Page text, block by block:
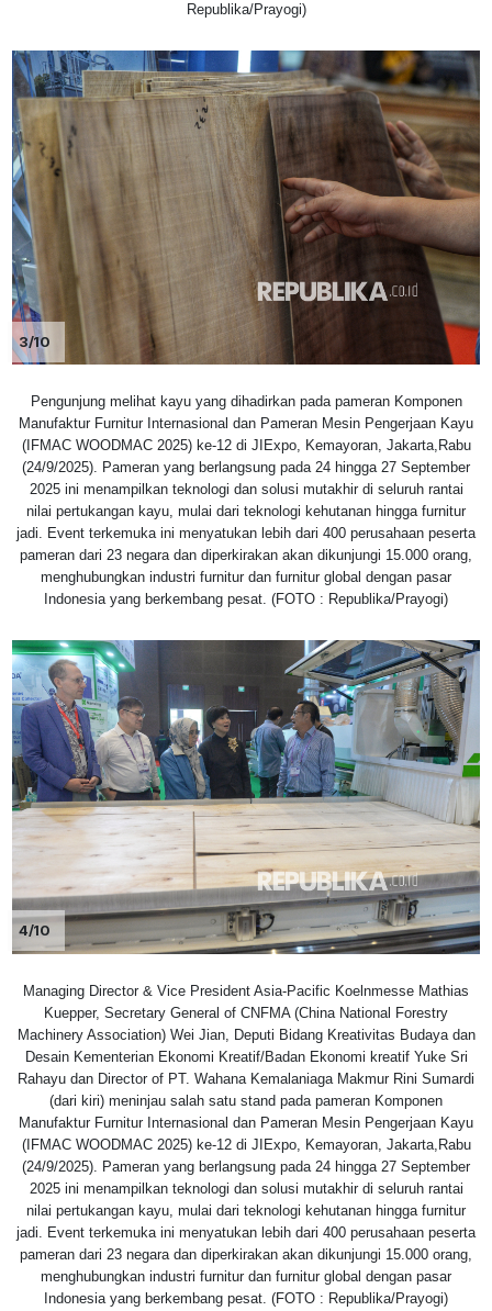
Republika/Prayogi)
3/10
Pengunjung melihat kayu yang dihadirkan pada pameran Komponen
Manufaktur Furnitur Internasional dan Pameran Mesin Pengerjaan Kayu
(IFMAC WOODMAC 2025) ke-12 di JIExpo, Kemayoran, Jakarta,Rabu
(24/9/2025). Pameran yang berlangsung pada 24 hingga 27 September
2025 ini menampilkan teknologi dan solusi mutakhir di seluruh rantai
nilai pertukangan kayu, mulai dari teknologi kehutanan hingga furnitur
jadi. Event terkemuka ini menyatukan lebih dari 400 perusahaan peserta
pameran dari 23 negara dan diperkirakan akan dikunjungi 15.000 orang,
menghubungkan industri furnitur dan furnitur global dengan pasar
Indonesia yang berkembang pesat. (FOTO : Republika/Prayogi)
4/10
Managing Director & Vice President Asia-Pacific Koelnmesse Mathias
Kuepper, Secretary General of CNFMA (China National Forestry
Machinery Association) Wei Jian, Deputi Bidang Kreativitas Budaya dan
Desain Kementerian Ekonomi Kreatif/Badan Ekonomi kreatif Yuke Sri
Rahayu dan Director of PT. Wahana Kemalaniaga Makmur Rini Sumardi
(dari kiri) meninjau salah satu stand pada pameran Komponen
Manufaktur Furnitur Internasional dan Pameran Mesin Pengerjaan Kayu
(IFMAC WOODMAC 2025) ke-12 di JIExpo, Kemayoran, Jakarta,Rabu
(24/9/2025). Pameran yang berlangsung pada 24 hingga 27 September
2025 ini menampilkan teknologi dan solusi mutakhir di seluruh rantai
nilai pertukangan kayu, mulai dari teknologi kehutanan hingga furnitur
jadi. Event terkemuka ini menyatukan lebih dari 400 perusahaan peserta
pameran dari 23 negara dan diperkirakan akan dikunjungi 15.000 orang,
menghubungkan industri furnitur dan furnitur global dengan pasar
Indonesia yang berkembang pesat. (FOTO : Republika/Prayogi)